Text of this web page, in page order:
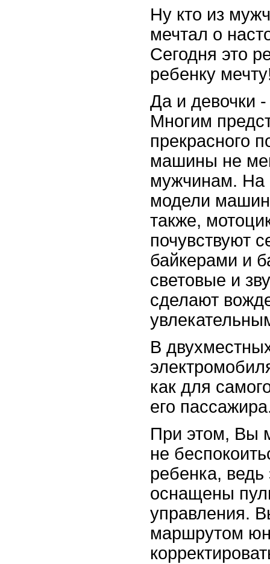
Ну кто из
мечтал о
Сегодня это
ребенку
Да и девочки
Многим
прекрасного
машины не
мужчинам. На
модели
также,
почувствуют
байкерами и
световые и
сделают
В
как для
его
При этом, Вы
не
ребенка,
оснащены
управления.
маршрутом